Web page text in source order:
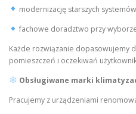
modernizację starszych systemów
fachowe doradztwo przy
Każde rozwiązanie dopasowujemy
pomieszczeń i oczekiwań
Obsługiwane marki
Pracujemy z urządzeniami